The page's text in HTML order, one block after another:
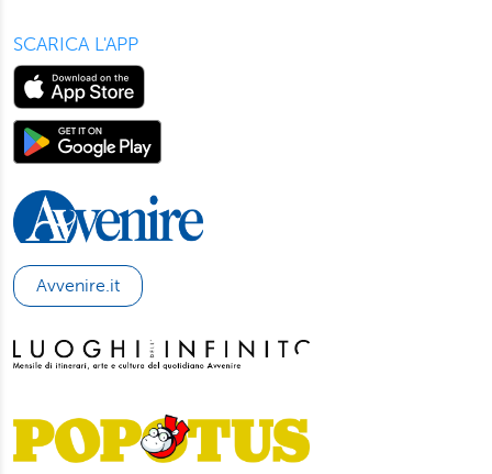
SCARICA L'APP
Avvenire.it